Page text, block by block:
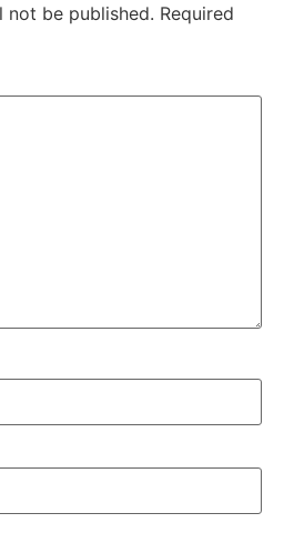
not be published. Required